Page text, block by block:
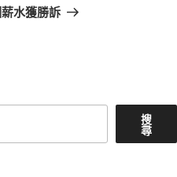
水獲勝訴
搜
尋